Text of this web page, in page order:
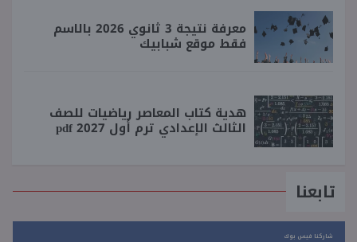
معرفة نتيجة 3 ثانوي 2026 بالاسم
فقط موقع شبابيك
هدية كتاب المعاصر رياضيات للصف
الثالث الإعدادي ترم أول 2027 pdf
تابعنا
شاركنا فيس بوك